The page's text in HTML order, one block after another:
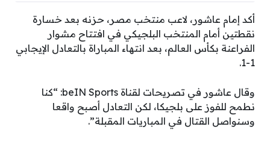
أكد إمام عاشور، لاعب منتخب مصر، حزنه بعد خسارة
نقطتين أمام المنتخب البلجيكي في افتتاح مشوار
الفراعنة بكأس العالم، بعد انتهاء المباراة بالتعادل الإيجابي
1-1.
وقال عاشور في تصريحات لقناة beIN Sports: “كنا
نطمح للفوز على بلجيكا، لكن التعادل أصبح واقعا
وسنواصل القتال في المباريات المقبلة”.